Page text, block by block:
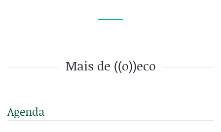
Mais de ((o))eco
Agenda